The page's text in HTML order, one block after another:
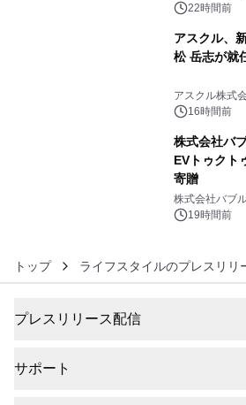
22時間前
アスクル、
松 岳志が就
アスクル株式
16時間前
株式会社バ
EVトゥクト
寄贈
株式会社バブ
19時間前
トップ ライフスタイルのプレスリリ
プレスリリース配信
サポート